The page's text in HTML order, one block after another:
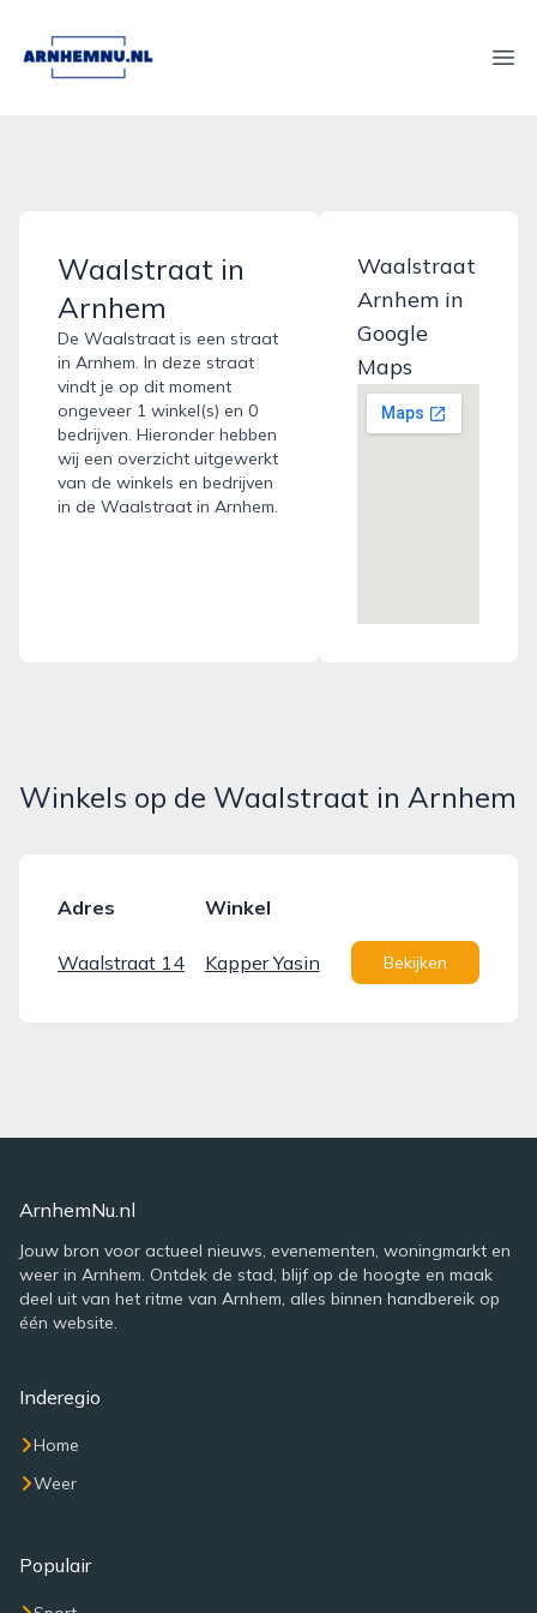
arnhemnu.nl
Waalstraat in
Arnhem
De Waalstraat is een straat
in Arnhem. In deze straat
vindt je op dit moment
ongeveer 1 winkel(s) en 0
bedrijven. Hieronder hebben
wij een overzicht uitgewerkt
van de winkels en bedrijven
in de Waalstraat in Arnhem.
Waalstraat
Arnhem in
Google
Maps
Winkels op de Waalstraat in Arnhem
Adres Winkel
Waalstraat 14 Kapper Yasin Bekijken
ArnhemNu.nl
Jouw bron voor actueel nieuws, evenementen, woningmarkt en
weer in Arnhem. Ontdek de stad, blijf op de hoogte en maak
deel uit van het ritme van Arnhem, alles binnen handbereik op
één website.
Inderegio
Home
Weer
Populair